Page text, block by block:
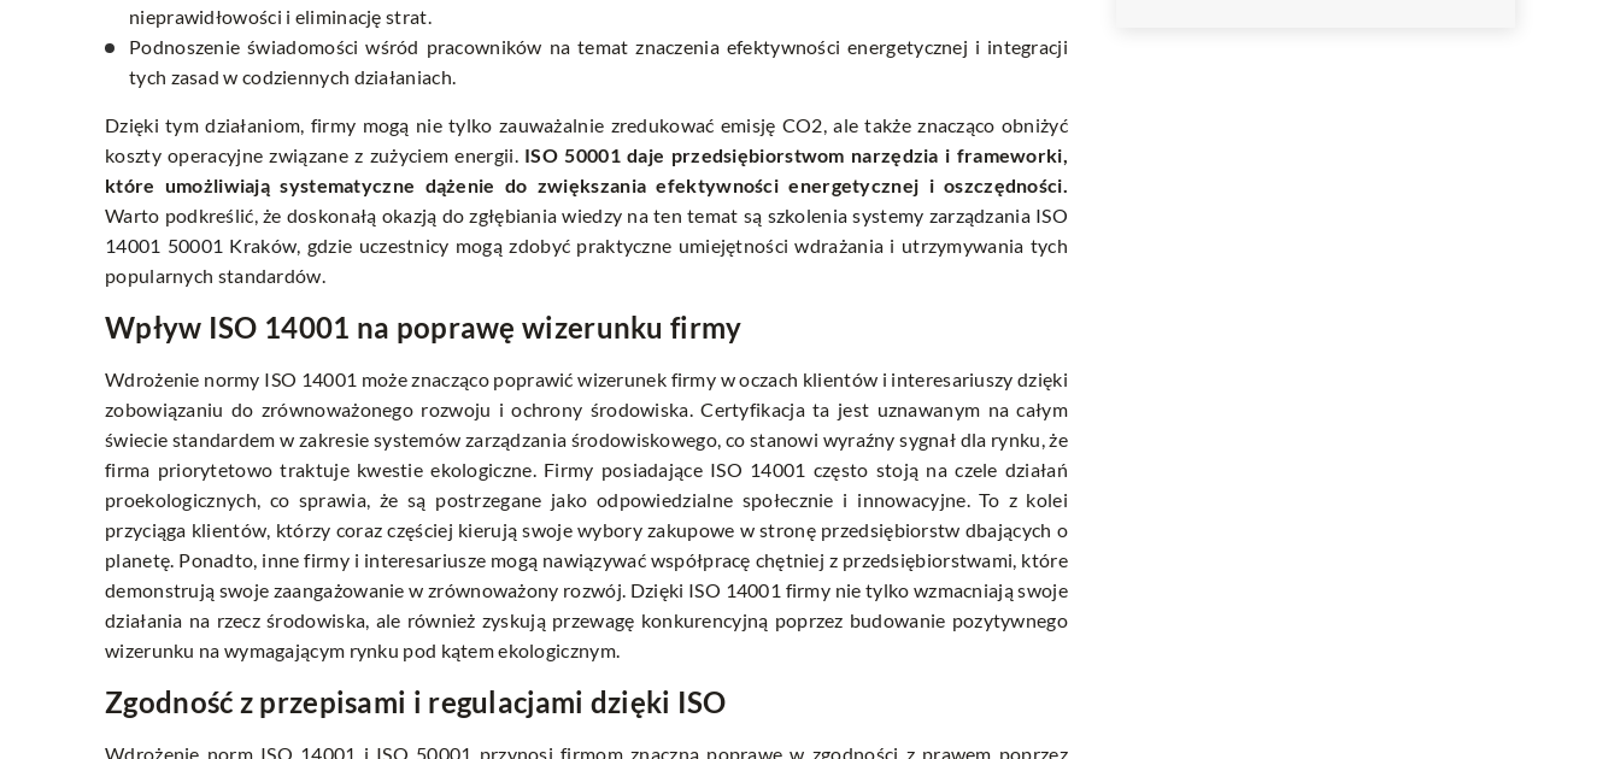
nieprawidłowości i eliminację strat.
Podnoszenie świadomości wśród pracowników na temat znaczenia efektywności energetycznej i integracji
tych zasad w codziennych działaniach.
Dzięki tym działaniom, firmy mogą nie tylko zauważalnie zredukować emisję CO2, ale także znacząco obniżyć
koszty operacyjne związane z zużyciem energii. ISO 50001 daje przedsiębiorstwom narzędzia i frameworki,
które umożliwiają systematyczne dążenie do zwiększania efektywności energetycznej i oszczędności.
Warto podkreślić, że doskonałą okazją do zgłębiania wiedzy na ten temat są szkolenia systemy zarządzania ISO
14001 50001 Kraków, gdzie uczestnicy mogą zdobyć praktyczne umiejętności wdrażania i utrzymywania tych
popularnych standardów.
Wpływ ISO 14001 na poprawę wizerunku firmy
Wdrożenie normy ISO 14001 może znacząco poprawić wizerunek firmy w oczach klientów i interesariuszy dzięki
zobowiązaniu do zrównoważonego rozwoju i ochrony środowiska. Certyfikacja ta jest uznawanym na całym
świecie standardem w zakresie systemów zarządzania środowiskowego, co stanowi wyraźny sygnał dla rynku, że
firma priorytetowo traktuje kwestie ekologiczne. Firmy posiadające ISO 14001 często stoją na czele działań
proekologicznych, co sprawia, że są postrzegane jako odpowiedzialne społecznie i innowacyjne. To z kolei
przyciąga klientów, którzy coraz częściej kierują swoje wybory zakupowe w stronę przedsiębiorstw dbających o
planetę. Ponadto, inne firmy i interesariusze mogą nawiązywać współpracę chętniej z przedsiębiorstwami, które
demonstrują swoje zaangażowanie w zrównoważony rozwój. Dzięki ISO 14001 firmy nie tylko wzmacniają swoje
działania na rzecz środowiska, ale również zyskują przewagę konkurencyjną poprzez budowanie pozytywnego
wizerunku na wymagającym rynku pod kątem ekologicznym.
Zgodność z przepisami i regulacjami dzięki ISO
Wdrożenie norm ISO 14001 i ISO 50001 przynosi firmom znaczną poprawę w zgodności z prawem poprzez